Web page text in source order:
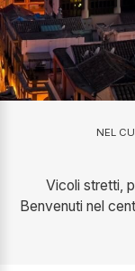
NEL
Vicoli stretti,
Benvenuti nel